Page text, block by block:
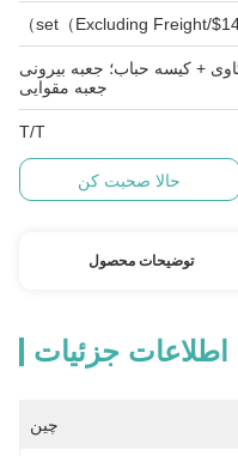
$14.9/set（
+ کیسه حباب؛ جعبه بیرونی
جعبه مقوایی
T/T
حالا صحبت کن
توضیحات محصول
اطلاعات جزئیات
چین